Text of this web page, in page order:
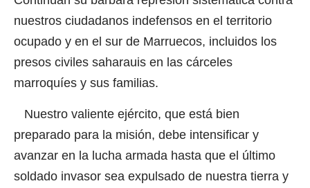
nuestros ciudadanos indefensos en el territorio
ocupado y en el sur de Marruecos, incluidos los
presos civiles saharauis en las cárceles
marroquíes y sus familias.
Nuestro valiente ejército, que está bien
preparado para la misión, debe intensificar y
avanzar en la lucha armada hasta que el último
soldado invasor sea expulsado de nuestra tierra y